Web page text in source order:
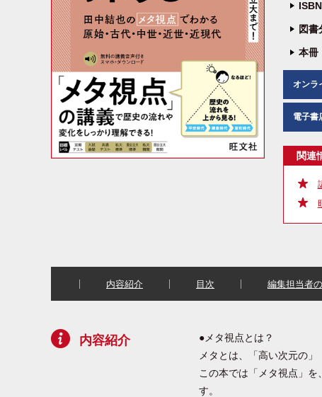
図書
本冊
オンラ
電子書
関連
内容紹介 目次 編集担当者
内容紹介
●メタ視点とは？
メタとは、「高い次元の」
この本では「メタ視点」
す。